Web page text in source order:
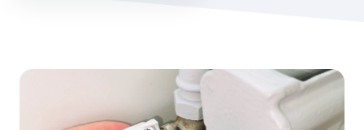
Zoom de l'image